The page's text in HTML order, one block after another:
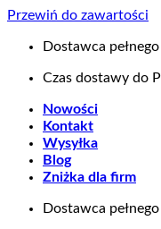
Przewiń do zawartości
Dostawca
Czas dostawy do
Nowości
Kontakt
Wysyłka
Blog
Zniżka dla firm
Dostawca